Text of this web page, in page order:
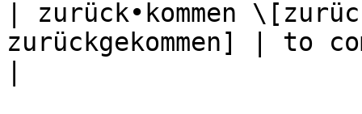
| zurück•kommen
zurückgekommen] | to